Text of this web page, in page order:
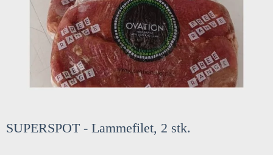
SUPERSPOT - Lammefilet, 2 stk.